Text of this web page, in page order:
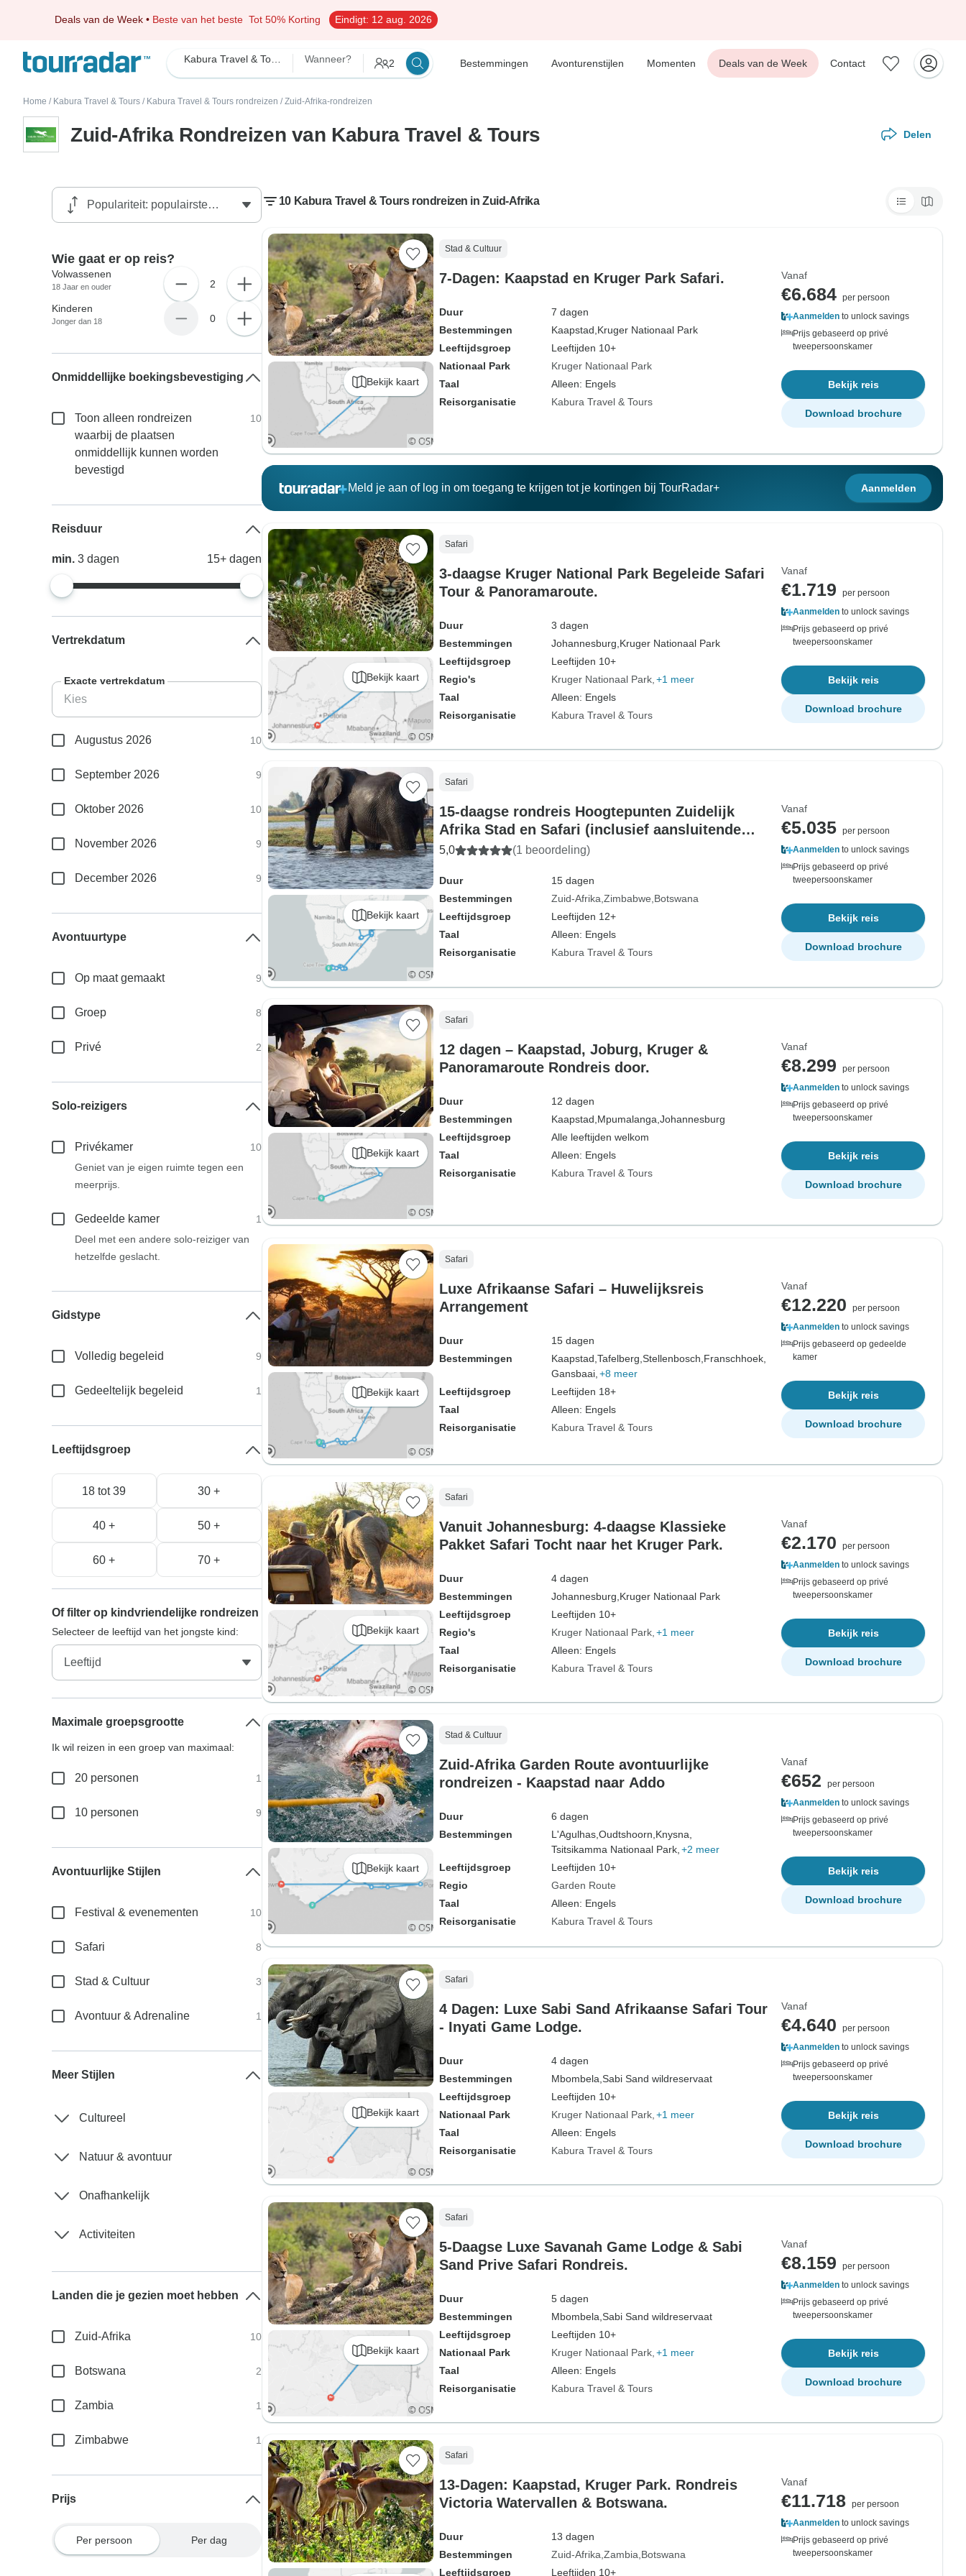
Deals van de Week • Beste van het beste Tot 50% Korting Eindigt: 12 aug. 2026
Kabura Travel & Tours Wanneer? 2 Bestemmingen Avonturenstijlen Momenten Deals van de Week Contact
Home / Kabura Travel & Tours / Kabura Travel & Tours rondreizen / Zuid-Afrika-rondreizen
Zuid-Afrika Rondreizen van Kabura Travel & Tours Delen
10 Kabura Travel & Tours rondreizen in Zuid-Afrika
Bekijk kaart
Stad & Cultuur
7-Dagen: Kaapstad en Kruger Park Safari.
Duur
7 dagen
Bestemmingen
Kaapstad, Kruger Nationaal Park
Leeftijdsgroep
Leeftijden 10+
Nationaal Park
Kruger Nationaal Park
Taal
Alleen: Engels
Reisorganisatie
Kabura Travel & Tours
Vanaf
€6.684 per persoon
Aanmelden to unlock savings
Prijs gebaseerd op privé
tweepersoonskamer
Bekijk reis
Download brochure
Meld je aan of log in om toegang te krijgen tot je kortingen bij TourRadar+ Aanmelden
Bekijk kaart
Safari
3-daagse Kruger National Park Begeleide Safari
Tour & Panoramaroute.
Duur
3 dagen
Bestemmingen
Johannesburg, Kruger Nationaal Park
Leeftijdsgroep
Leeftijden 10+
Regio's
Kruger Nationaal Park +1 meer
Taal
Alleen: Engels
Reisorganisatie
Kabura Travel & Tours
Vanaf
€1.719
per persoon
Aanmelden to unlock savings
Prijs gebaseerd op privé
tweepersoonskamer
Bekijk reis
Download brochure
Bekijk kaart
Safari
15-daagse rondreis Hoogtepunten Zuidelijk
Afrika Stad en Safari (inclusief aansluitende
vluchten)
5,0 (1 beoordeling)
Duur
15 dagen
Bestemmingen
Zuid-Afrika Zimbabwe Botswana
Leeftijdsgroep
Leeftijden 12+
Taal
Alleen: Engels
Reisorganisatie
Kabura Travel & Tours
Vanaf
€5.035 per persoon
Aanmelden to unlock savings
Prijs gebaseerd op privé
tweepersoonskamer
Bekijk reis
Download brochure
Bekijk kaart
Safari
12 dagen – Kaapstad, Joburg, Kruger &
Panoramaroute Rondreis door.
Duur
12 dagen
Bestemmingen
Kaapstad, Mpumalanga, Johannesburg
Leeftijdsgroep
Alle leeftijden welkom
Taal
Alleen: Engels
Reisorganisatie
Kabura Travel & Tours
Vanaf
€8.299
per persoon
Aanmelden to unlock savings
Prijs gebaseerd op privé
tweepersoonskamer
Bekijk reis
Download brochure
Bekijk kaart
Safari
Luxe Afrikaanse Safari – Huwelijksreis
Arrangement
Duur
15 dagen
Bestemmingen
Kaapstad, Tafelberg, Stellenbosch, Franschhoek,
Gansbaai, +8 meer
Leeftijdsgroep
Leeftijden 18+
Taal
Alleen: Engels
Reisorganisatie
Kabura Travel & Tours
Vanaf
€12.220
per persoon
Aanmelden to unlock savings
Prijs gebaseerd op gedeelde
kamer
Bekijk reis
Download brochure
Bekijk kaart
Safari
Vanuit Johannesburg: 4-daagse Klassieke
Pakket Safari Tocht naar het Kruger Park.
Duur
4 dagen
Bestemmingen
Johannesburg, Kruger Nationaal Park
Leeftijdsgroep
Leeftijden 10+
Regio's
Kruger Nationaal Park +1 meer
Taal
Alleen: Engels
Reisorganisatie
Kabura Travel & Tours
Vanaf
€2.170
per persoon
Aanmelden to unlock savings
Prijs gebaseerd op privé
tweepersoonskamer
Bekijk reis
Download brochure
Bekijk kaart
Stad & Cultuur
Zuid-Afrika Garden Route avontuurlijke
rondreizen - Kaapstad naar Addo
Duur
6 dagen
Bestemmingen
L'Agulhas, Oudtshoorn, Knysna,
Tsitsikamma Nationaal Park, +2 meer
Leeftijdsgroep
Leeftijden 10+
Regio
Garden Route
Taal
Alleen: Engels
Reisorganisatie
Kabura Travel & Tours
Vanaf
€652
per persoon
Aanmelden to unlock savings
Prijs gebaseerd op privé
tweepersoonskamer
Bekijk reis
Download brochure
Bekijk kaart
Safari
4 Dagen: Luxe Sabi Sand Afrikaanse Safari Tour
- Inyati Game Lodge.
Duur
4 dagen
Bestemmingen
Mbombela, Sabi Sand wildreservaat
Leeftijdsgroep
Leeftijden 10+
Nationaal Park
Kruger Nationaal Park +1 meer
Taal
Alleen: Engels
Reisorganisatie
Kabura Travel & Tours
Vanaf
€4.640
per persoon
Aanmelden to unlock savings
Prijs gebaseerd op privé
tweepersoonskamer
Bekijk reis
Download brochure
Bekijk kaart
Safari
5-Daagse Luxe Savanah Game Lodge & Sabi
Sand Prive Safari Rondreis.
Duur
5 dagen
Bestemmingen
Mbombela, Sabi Sand wildreservaat
Leeftijdsgroep
Leeftijden 10+
Nationaal Park
Kruger Nationaal Park +1 meer
Taal
Alleen: Engels
Reisorganisatie
Kabura Travel & Tours
Vanaf
€8.159
per persoon
Aanmelden to unlock savings
Prijs gebaseerd op privé
tweepersoonskamer
Bekijk reis
Download brochure
Safari
13-Dagen: Kaapstad, Kruger Park. Rondreis
Victoria Watervallen & Botswana.
Duur
13 dagen
Bestemmingen
Zuid-Afrika Zambia Botswana
Leeftijdsgroep
Leeftijden 10+
Vanaf
€11.718
per persoon
Aanmelden to unlock savings
Prijs gebaseerd op privé
tweepersoonskamer
Wie gaat er op reis?
Volwassenen
18 Jaar en ouder 2
Kinderen
Jonger dan 18 0
Onmiddellijke boekingsbevestiging
Toon alleen rondreizen
waarbij de plaatsen
onmiddellijk kunnen worden
bevestigd
10
Reisduur
min.3dagen 15+ dagen
Vertrekdatum
Exacte vertrekdatum
Augustus 2026 10
September 2026 9
Oktober 2026 10
November 2026 9
December 2026 9
Avontuurtype
Op maat gemaakt 9
Groep 8
Privé 2
Solo-reizigers
Privékamer
10
Geniet van je eigen ruimte tegen een
meerprijs.
Gedeelde kamer
1
Deel met een andere solo-reiziger van
hetzelfde geslacht.
Gidstype
Volledig begeleid 9
Gedeeltelijk begeleid 1
Leeftijdsgroep
18 tot 39 30 +
40 + 50 +
60 + 70 +
Of filter op kindvriendelijke rondreizen
Selecteer de leeftijd van het jongste kind:
Maximale groepsgrootte
Ik wil reizen in een groep van maximaal:
20 personen 1
10 personen 9
Avontuurlijke Stijlen
Festival & evenementen 10
Safari 8
Stad & Cultuur 3
Avontuur & Adrenaline 1
Meer Stijlen
Cultureel
Natuur & avontuur
Onafhankelijk
Activiteiten
Landen die je gezien moet hebben
Zuid-Afrika 10
Botswana 2
Zambia 1
Zimbabwe 1
Prijs
Per persoon Per dag